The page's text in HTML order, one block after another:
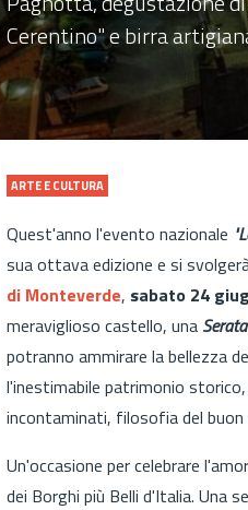
Cerentino" e birra
ARTE E CULTURA
Quest'anno l'evento nazionale
sua ottava edizione e si
di Monteverde, sabato 24
meraviglioso castello, una
potranno ammirare la bellezza
l'inestimabile patrimonio
incontaminati, filosofia del buon
Un'occasione per celebrare
dei Borghi più Belli d'Italia. Una